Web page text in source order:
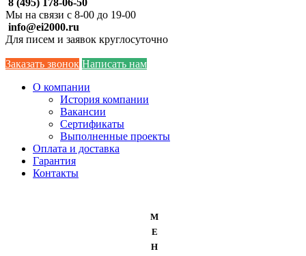
8 (495) 178-06-50
Мы на связи с 8-00 до 19-00
info@ei2000.ru
Для писем и заявок круглосуточно
Заказать звонок Написать нам
О компании
История компании
Вакансии
Сертификаты
Выполненные проекты
Оплата и доставка
Гарантия
Контакты
М
Е
Н